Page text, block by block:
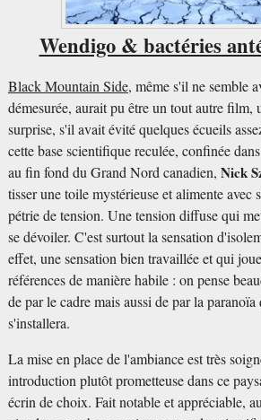
Wendigo & bactéries
Black Mountain Side, même s'il ne semble
démesurée, aurait pu être un tout autre film,
surprise, s'il avait évité quelques écueils
cette base scientifique reculée, confinée
au fin fond du Grand Nord canadien, Nick
tisser une toile mystérieuse et alimente avec
pétrie de tension. Une tension diffuse qui
se dévoiler. C'est surtout la sensation
effet, une sensation bien travaillée et qui
références de manière habile : on pense
de par le cadre mais aussi de par la
s'installera.
La mise en place de l'ambiance est très
introduction plutôt prometteuse dans ce
écrin de choix. Fait notable et appréciable,